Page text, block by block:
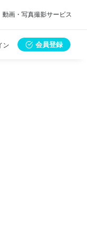
動画・写真撮影サービス
ン 会員登録